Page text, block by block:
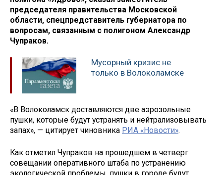
председателя правительства Московской
области, спецпредставитель губернатора по
вопросам, связанным с полигоном Александр
Чупраков.
Мусорный кризис не
только в Волоколамске
«В Волоколамск доставляются две аэрозольные
пушки, которые будут устранять и нейтрализовывать
запах», — цитирует чиновника РИА «Новости».
Как отметил Чупраков на прошедшем в четверг
совещании оперативного штаба по устранению